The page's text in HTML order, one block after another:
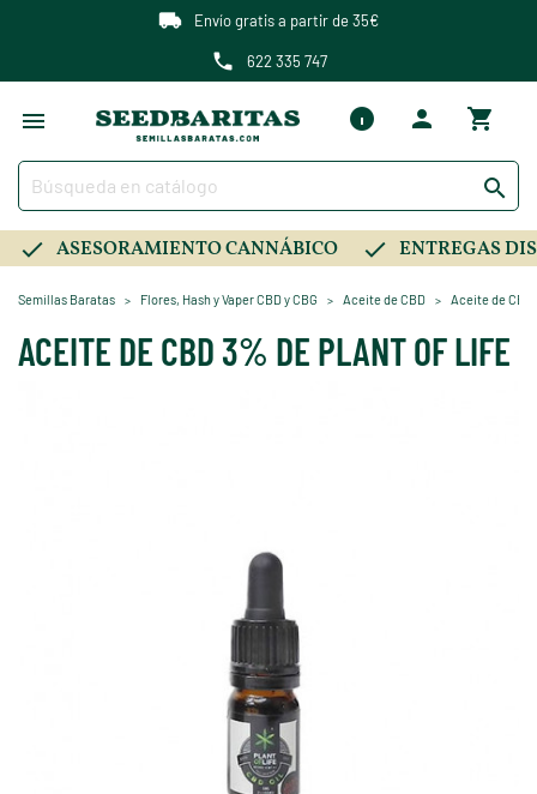
Envío gratis a partir de 35€
622 335 747

ASESORAMIENTO CANNÁBICO ENTREGAS
Semillas Baratas Flores, Hash y Vaper CBD y CBG Aceite de CBD Aceite de
ACEITE DE CBD 3% DE PLANT OF LIFE